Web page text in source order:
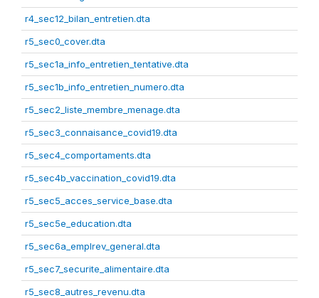
r4_sec12_bilan_entretien.dta
r5_sec0_cover.dta
r5_sec1a_info_entretien_tentative.dta
r5_sec1b_info_entretien_numero.dta
r5_sec2_liste_membre_menage.dta
r5_sec3_connaisance_covid19.dta
r5_sec4_comportaments.dta
r5_sec4b_vaccination_covid19.dta
r5_sec5_acces_service_base.dta
r5_sec5e_education.dta
r5_sec6a_emplrev_general.dta
r5_sec7_securite_alimentaire.dta
r5_sec8_autres_revenu.dta